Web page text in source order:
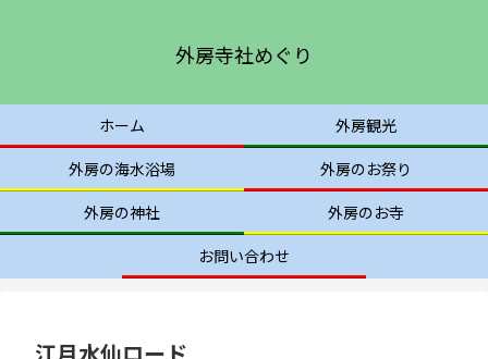
外房寺社めぐり
ホーム
外房観光
外房の海水浴場
外房のお祭り
外房の神社
外房のお寺
お問い合わせ